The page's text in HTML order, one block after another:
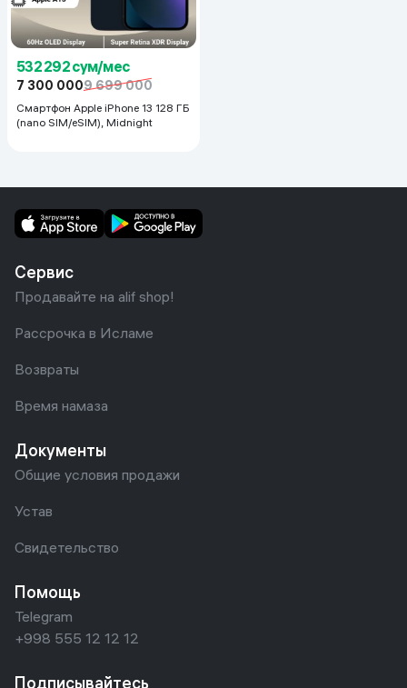
532 292 сум/мес
7 300 0009 699 000
Смартфон Apple iPhone 13 128 ГБ
(nano SIM/eSIM), Midnight
Сервис
Продавайте на alif shop!
Рассрочка в Исламе
Возвраты
Время намаза
Документы
Общие условия продажи
Устав
Свидетельство
Помощь
Telegram
+998 555 12 12 12
Подписывайтесь